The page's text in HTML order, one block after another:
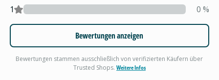
1
0 %
Bewertungen anzeigen
Bewertungen stammen ausschließlich von verifizierten Käufern über
Trusted Shops. Weitere Infos